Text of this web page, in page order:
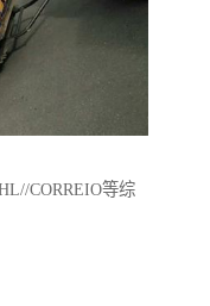
CORREIO等综